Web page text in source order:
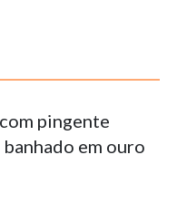
pingente
em ouro